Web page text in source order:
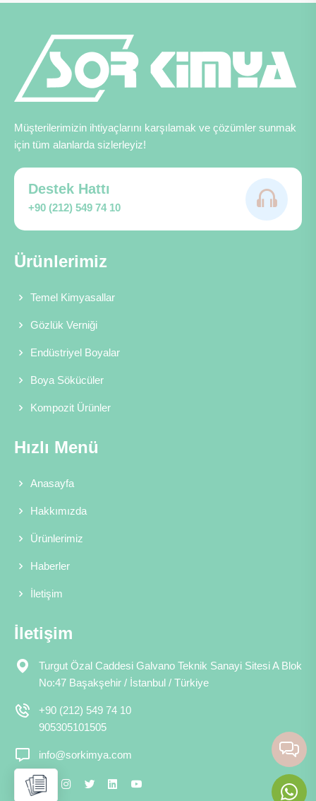
Müşterilerimizin ihtiyaçlarını karşılamak ve çözümler sunmak
için tüm alanlarda sizlerleyiz!
Destek Hattı
+90 (212) 549 74 10
Ürünlerimiz
Temel Kimyasallar
Gözlük Verniği
Endüstriyel Boyalar
Boya Sökücüler
Kompozit Ürünler
Hızlı Menü
Anasayfa
Hakkımızda
Ürünlerimiz
Haberler
İletişim
İletişim
Turgut Özal Caddesi Galvano Teknik Sanayi Sitesi A Blok
No:47 Başakşehir / İstanbul / Türkiye
+90 (212) 549 74 10
905305101505
info@sorkimya.com